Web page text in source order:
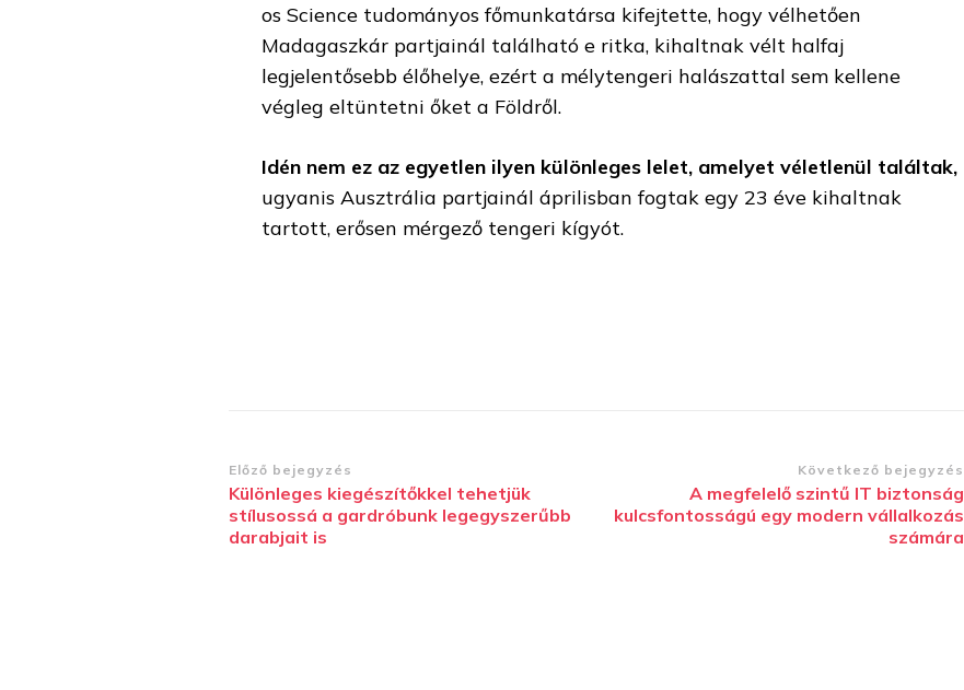
os Science tudományos főmunkatársa kifejtette, hogy vélhetően
Madagaszkár partjainál található e ritka, kihaltnak vélt halfaj
legjelentősebb élőhelye, ezért a mélytengeri halászattal sem kellene
végleg eltüntetni őket a Földről.
Idén nem ez az egyetlen ilyen különleges lelet, amelyet véletlenül találtak,
ugyanis Ausztrália partjainál áprilisban fogtak egy 23 éve kihaltnak
tartott, erősen mérgező tengeri kígyót.
Bejegyzések
navigációja
Előző bejegyzés
Különleges kiegészítőkkel tehetjük
stílusossá a gardróbunk legegyszerűbb
darabjait is
Következő bejegyzés
A megfelelő szintű IT biztonság
kulcsfontosságú egy modern vállalkozás
számára